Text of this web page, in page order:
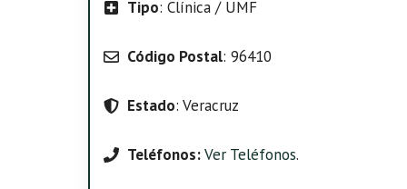
Tipo: Clínica / UMF
Código Postal: 96410
Estado: Veracruz
Teléfonos:Ver Teléfonos.